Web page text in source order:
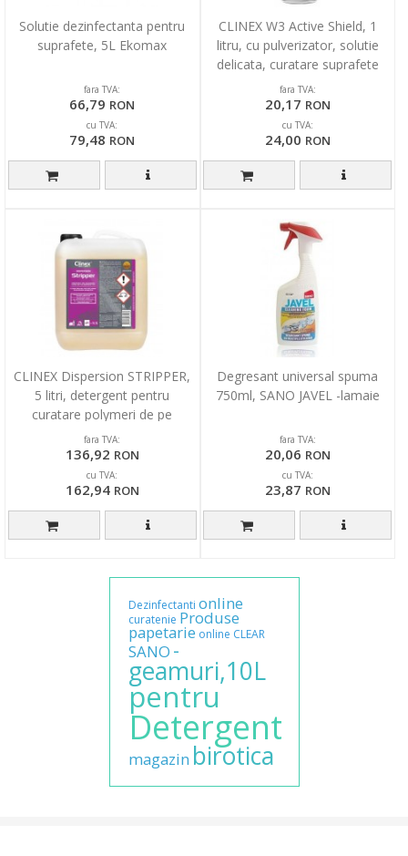
Solutie dezinfectanta pentru
suprafete, 5L Ekomax
fara TVA:
66,79 RON
cu TVA:
79,48 RON
CLINEX W3 Active Shield, 1
litru, cu pulverizator, solutie
delicata, curatare suprafete
sanitare/bai
fara TVA:
20,17 RON
cu TVA:
24,00 RON
CLINEX Dispersion STRIPPER,
5 litri, detergent pentru
curatare polymeri de pe
suprafete diverse
fara TVA:
136,92 RON
cu TVA:
162,94 RON
Degresant universal spuma
750ml, SANO JAVEL -lamaie
fara TVA:
20,06 RON
cu TVA:
23,87 RON
Dezinfectanti online
curatenie Produse
papetarie online CLEAR
SANO -
geamuri,10L
pentru
Detergent
magazin birotica